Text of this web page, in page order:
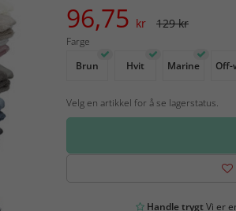
96,75 kr 129 kr
Farge
Brun
Hvit Marine
Velg en artikkel for å se lagerstatus.
Handle trygtVi er